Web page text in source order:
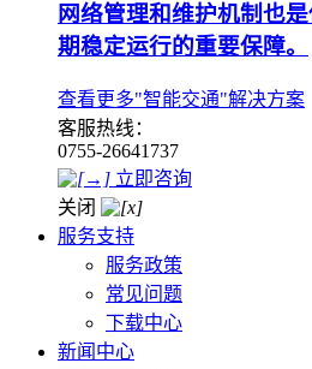
网络管理和维护机制也
期稳定运行的重要保障。
查看更多"智能交通"解决方案
客服热线：
0755-26641737
立即咨询
关闭
服务支持
服务政策
常见问题
下载中心
新闻中心